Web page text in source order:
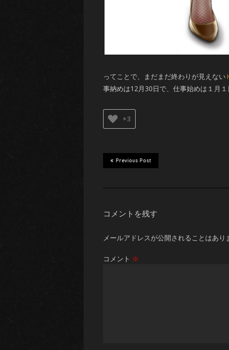
ってことで、まだまだ終わりが見えない
事納めは12月30日で、仕事始めは１月
+3
Previous Post
コメントを残す
メールアドレスが公開されることはあり
コメント ※